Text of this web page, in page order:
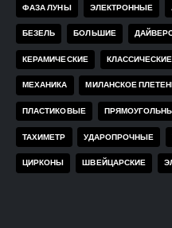
ФАЗА ЛУНЫ ЭЛЕКТРОННЫЕ
БЕЗЕЛЬ БОЛЬШИЕ
КЕРАМИЧЕСКИЕ КЛАССИЧЕСКИЕ
МЕХАНИКА МИЛАНСКОЕ
ПЛАСТИКОВЫЕ
ТАХИМЕТР УДАРОПРОЧНЫЕ
ЦИРКОНЫ ШВЕЙЦАРСКИЕ